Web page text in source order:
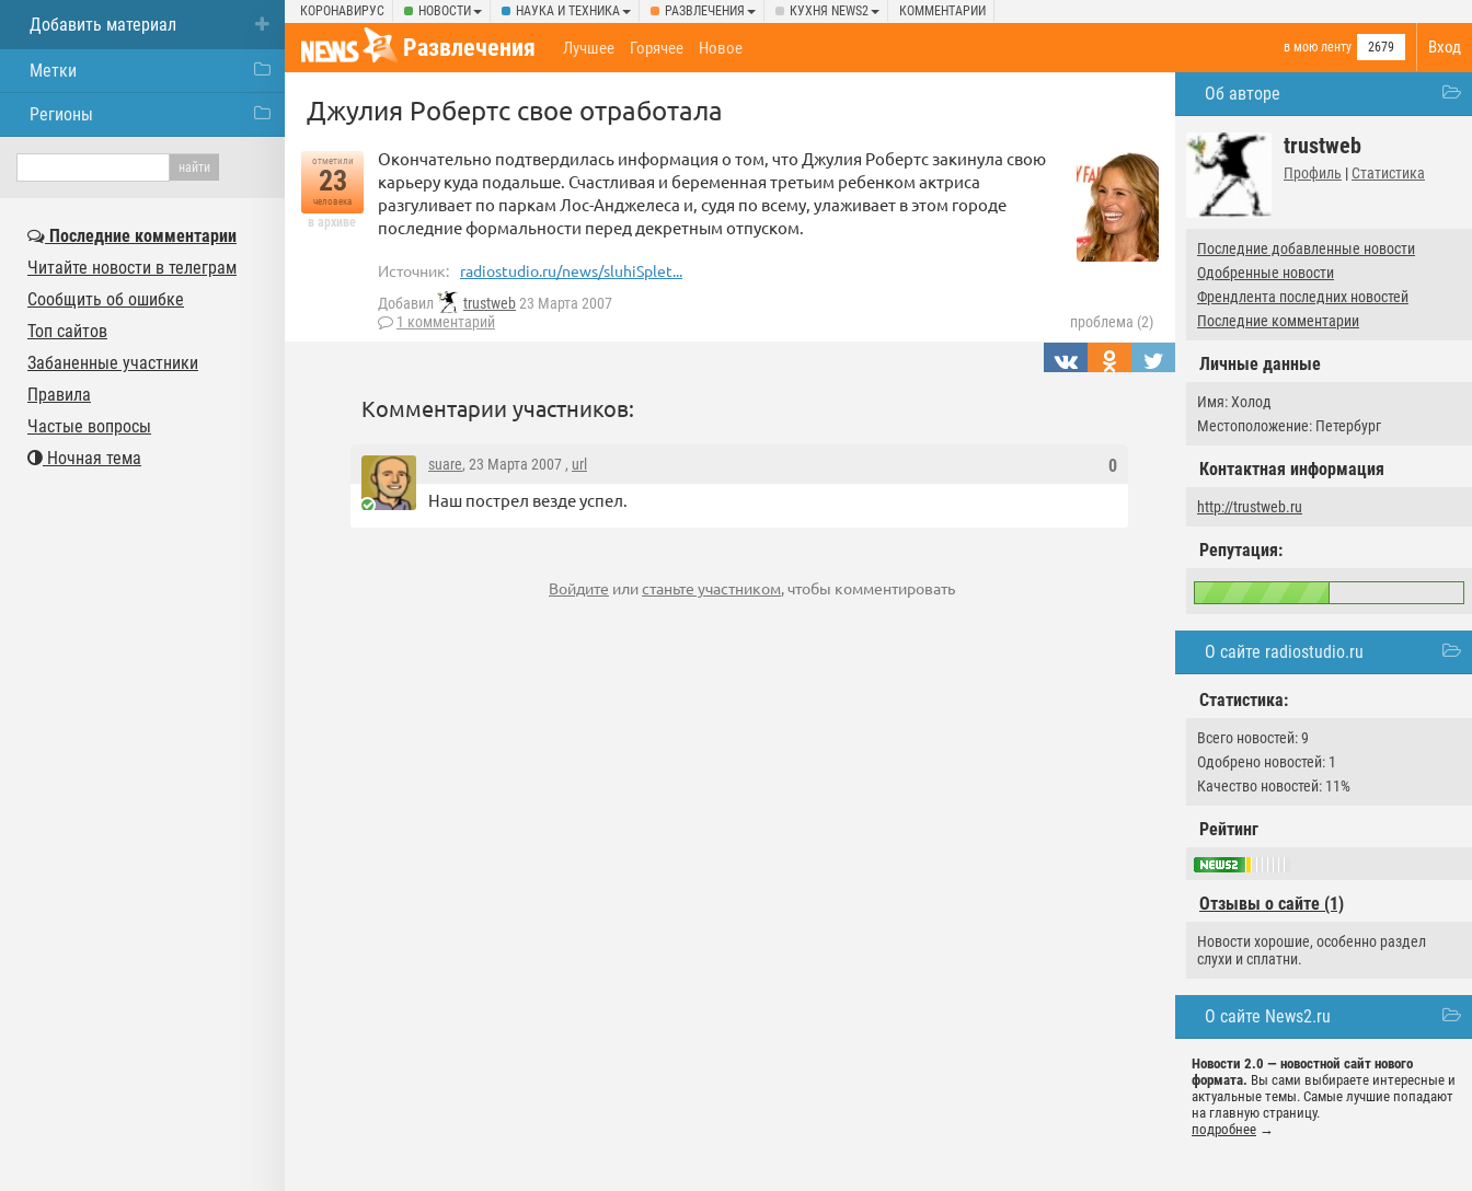
КОРОНАВИРУС НОВОСТИ НАУКА И ТЕХНИКА РАЗВЛЕЧЕНИЯ КУХНЯ NEWS2 КОММЕНТАРИИ
Вход
Развлечения в мою ленту 2679
Лучшее Горячее Новое
Об авторе
trustweb
Профиль | Статистика
Последние добавленные новости
Одобренные новости
Френдлента последних новостей
Последние комментарии
Личные данные
Имя: Холод
Местоположение: Петербург
Контактная информация
http://trustweb.ru
Репутация:
О сайте radiostudio.ru
Статистика:
Всего новостей: 9
Одобрено новостей: 1
Качество новостей: 11%
Рейтинг
Отзывы о сайте (1)
Новости хорошие, особенно раздел
слухи и сплатни.
О сайте News2.ru
Новости 2.0 — новостной сайт нового
формата. Вы сами выбираете интересные и
актуальные темы. Самые лучшие попадают
на главную страницу.
подробнее →
Джулия Робертс свое отработала
отметили
23
человека
в архиве
Окончательно подтвердилась информация о том, что Джулия Робертс закинула свою
карьеру куда подальше. Счастливая и беременная третьим ребенком актриса
разгуливает по паркам Лос-Анджелеса и, судя по всему, улаживает в этом городе
последние формальности перед декретным отпуском.
Источник: radiostudio.ru/news/sluhiSplet...
Добавил trustweb23 Марта 2007
1 комментарий
проблема (2)
Комментарии участников:
0
suare, 23 Марта 2007 , url
Наш пострел везде успел.
Войдите илистаньте участником, чтобы комментировать
Добавить материал
Метки
Регионы
Последние комментарии
Читайте новости в телеграм
Сообщить об ошибке
Топ сайтов
Забаненные участники
Правила
Частые вопросы
Ночная тема